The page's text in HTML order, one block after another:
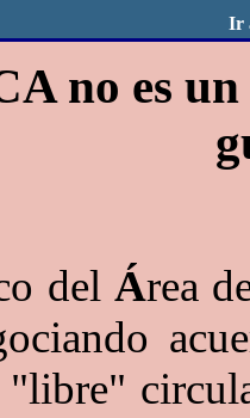
Ir
no es
del Área